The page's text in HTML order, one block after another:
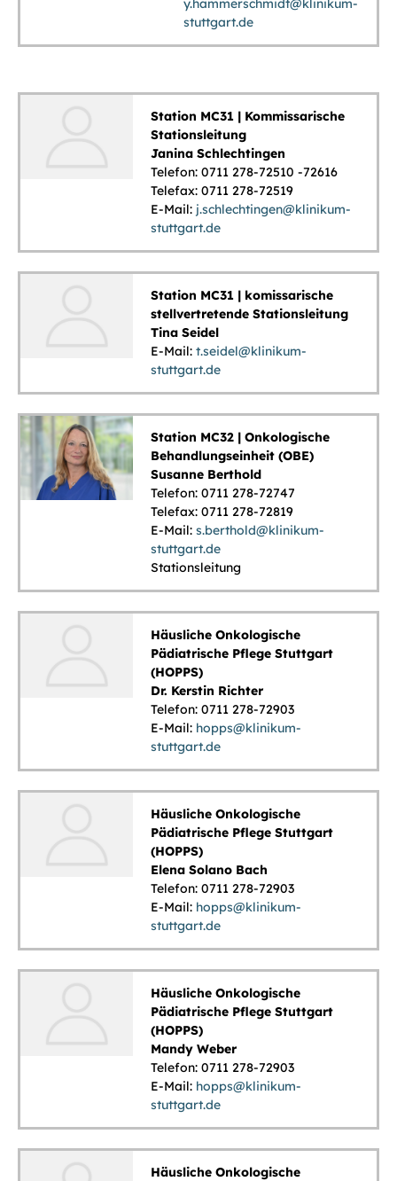
y.hammerschmidt@klinikum-
stuttgart.de
Station MC31 | Kommissarische
Stationsleitung
Janina Schlechtingen
Telefon: 0711 278-72510 -72616
Telefax: 0711 278-72519
E-Mail: j.schlechtingen@klinikum-
stuttgart.de
Station MC31 | komissarische
stellvertretende Stationsleitung
Tina Seidel
E-Mail:t.seidel@klinikum-
stuttgart.de
Station MC32 | Onkologische
Behandlungseinheit (OBE)
Susanne Berthold
Telefon: 0711 278-72747
Telefax: 0711 278-72819
E-Mail:s.berthold@klinikum-
stuttgart.de
Stationsleitung
Häusliche Onkologische
Pädiatrische Pflege Stuttgart
(HOPPS)
Dr. Kerstin Richter
Telefon: 0711 278-72903
E-Mail: hopps@klinikum-
stuttgart.de
Häusliche Onkologische
Pädiatrische Pflege Stuttgart
(HOPPS)
Elena Solano Bach
Telefon: 0711 278-72903
E-Mail: hopps@klinikum-
stuttgart.de
Häusliche Onkologische
Pädiatrische Pflege Stuttgart
(HOPPS)
Mandy Weber
Telefon: 0711 278-72903
E-Mail: hopps@klinikum-
stuttgart.de
Häusliche Onkologische